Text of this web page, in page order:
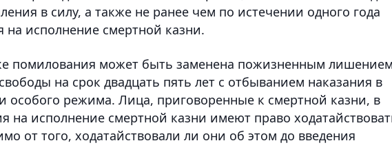
в силу, а также не ранее чем по истечении одного года
исполнение смертной казни.
помилования может быть заменена пожизненным
на срок двадцать пять лет с отбыванием наказания в
особого режима. Лица, приговоренные к смертной казни, в
на исполнение смертной казни имеют право
от того, ходатайствовали ли они об этом до введения